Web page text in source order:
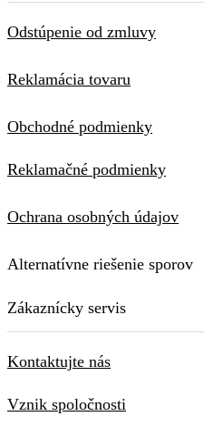
Odstúpenie od zmluvy
Reklamácia tovaru
Obchodné podmienky
Reklamačné podmienky
Ochrana osobných údajov
Alternatívne riešenie sporov
Zákaznícky servis
Kontaktujte nás
Vznik spoločnosti